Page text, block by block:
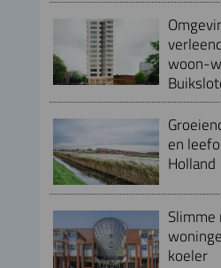
woon-
en
Holland
Slimme
koeler